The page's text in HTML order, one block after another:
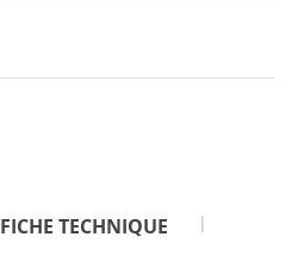
FICHE TECHNIQUE